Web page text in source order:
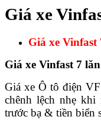
Giá xe
Giá xe Vinfast
Giá xe Vinfast 7
Giá xe Ô tô điện
chênh lệch nhẹ
trước bạ & tiền biển